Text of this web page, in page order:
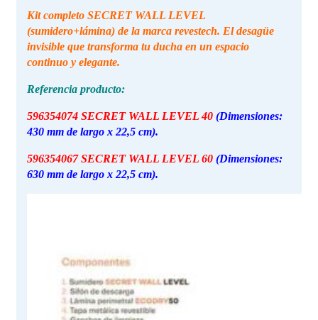
Kit completo SECRET WALL LEVEL
(sumidero+lámina) de la marca revestech. El desagüe
invisible que transforma tu ducha en un espacio
continuo y elegante.
Referencia producto:
596354074 SECRET WALL LEVEL 40 (Dimensiones:
430 mm de largo x 22,5 cm).
596354067 SECRET WALL LEVEL 60 (Dimensiones:
630 mm de largo x 22,5 cm).